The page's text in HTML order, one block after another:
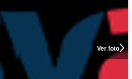
Ver foto